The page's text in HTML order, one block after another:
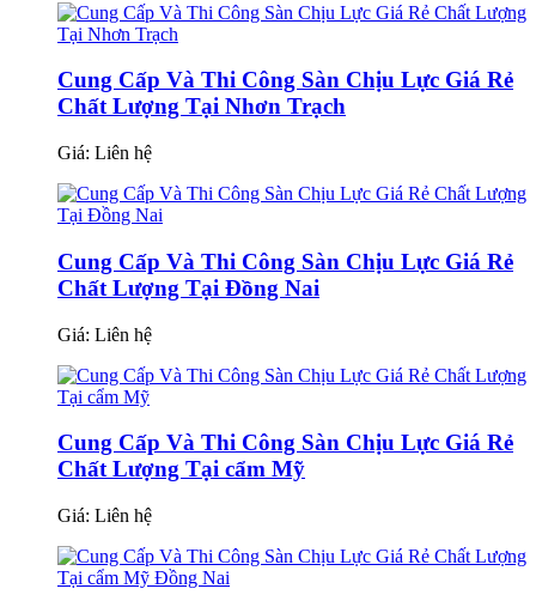
Cung Cấp Và Thi Công Sàn Chịu Lực Giá Rẻ
Chất Lượng Tại Nhơn Trạch
Giá: Liên hệ
Cung Cấp Và Thi Công Sàn Chịu Lực Giá Rẻ
Chất Lượng Tại Đồng Nai
Giá: Liên hệ
Cung Cấp Và Thi Công Sàn Chịu Lực Giá Rẻ
Chất Lượng Tại cẩm Mỹ
Giá: Liên hệ